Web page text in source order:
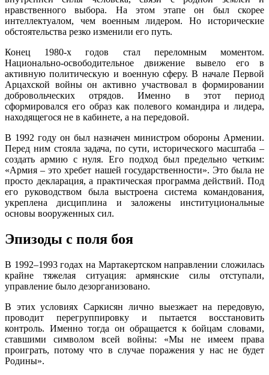
нравственного выбора. На этом этапе он был скорее
интеллектуалом, чем военным лидером. Но исторические
обстоятельства резко изменили его путь.
Конец 1980-х годов стал переломным моментом.
Национально-освободительное движение вывело его в
активную политическую и военную сферу. В начале Первой
Арцахской войны он активно участвовал в формировании
добровольческих отрядов. Именно в этот период
сформировался его образ как полевого командира и лидера,
находящегося не в кабинете, а на передовой.
В 1992 году он был назначен министром обороны Армении.
Перед ним стояла задача, по сути, исторического масштаба –
создать армию с нуля. Его подход был предельно четким:
«Армия – это хребет нашей государственности». Это была не
просто декларация, а практическая программа действий. Под
его руководством была выстроена система командования,
укреплена дисциплина и заложены институциональные
основы вооруженных сил.
Эпизоды с поля боя
В 1992–1993 годах на Мартакертском направлении сложилась
крайне тяжелая ситуация: армянские силы отступали,
управление было дезорганизовано.
В этих условиях Саркисян лично выезжает на передовую,
проводит перегруппировку и пытается восстановить
контроль. Именно тогда он обращается к бойцам словами,
ставшими символом всей войны: «Мы не имеем права
проиграть, потому что в случае поражения у нас не будет
Родины».